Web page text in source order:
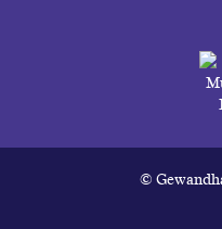
©